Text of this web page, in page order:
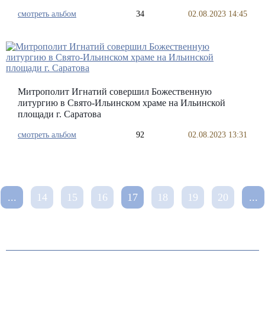
смотреть альбом 34 02.08.2023 14:45
Митрополит Игнатий совершил Божественную
литургию в Свято-Ильинском храме на Ильинской
площади г. Саратова
смотреть альбом 92 02.08.2023 13:31
... 14 15 16 17 18 19 20 ...